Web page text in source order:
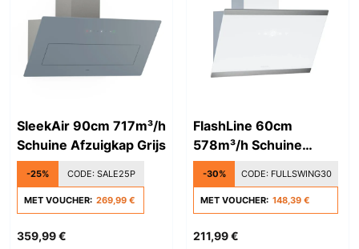
SleekAir 90cm 717m³/h
Schuine Afzuigkap Grijs
-25% CODE: SALE25P
MET VOUCHER: 269,99 €
359,99 €
FlashLine 60cm
578m³/h Schuine
Afzuigkap Wit/Zilver
-30% CODE: FULLSWING30
MET VOUCHER: 148,39 €
211,99 €